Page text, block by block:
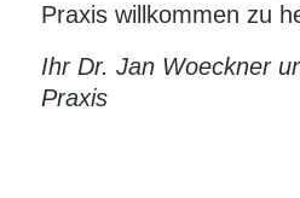
Praxis willkommen zu
Ihr Dr. Jan Woeckner
Praxis